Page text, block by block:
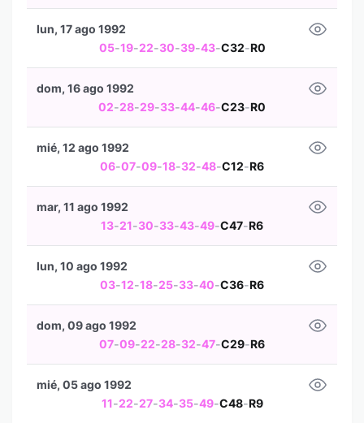
05-19-22-30-39-43-C32-R0
lun, 17 ago 1992
02-28-29-33-44-46-C23-R0
dom, 16 ago 1992
06-07-09-18-32-48-C12-R6
mié, 12 ago 1992
13-21-30-33-43-49-C47-R6
mar, 11 ago 1992
03-12-18-25-33-40-C36-R6
lun, 10 ago 1992
07-09-22-28-32-47-C29-R6
dom, 09 ago 1992
11-22-27-34-35-49-C48-R9
mié, 05 ago 1992